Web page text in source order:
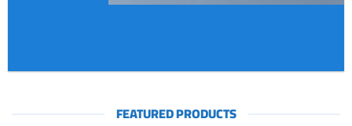
FEATURED PRODUCTS